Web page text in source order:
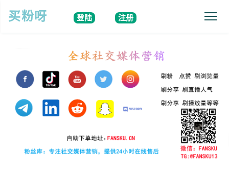
买粉呀 登陆 注册